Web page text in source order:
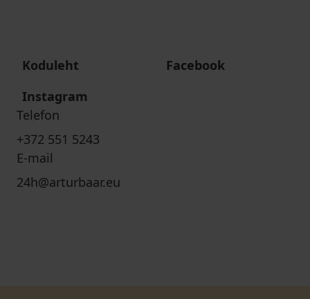
Koduleht
Facebook
Instagram
Telefon
+372 551 5243
E-mail
24h@arturbaar.eu